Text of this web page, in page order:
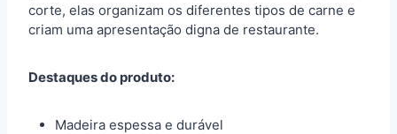
corte, elas organizam os diferentes tipos de carne e
criam uma apresentação digna de restaurante.
Destaques do produto:
Madeira espessa e durável